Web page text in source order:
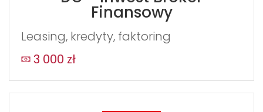
Finansowy
Leasing, kredyty, faktoring
3 000 zł